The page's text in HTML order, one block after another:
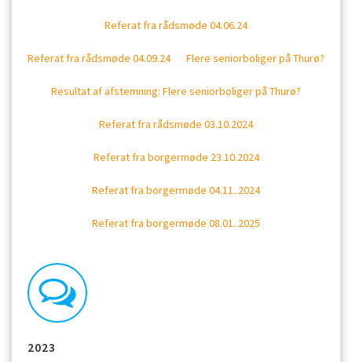
Referat fra rådsmøde 04.06.24
Referat fra rådsmøde 04.09.24 Flere seniorboliger på Thurø?
Resultat af afstemning: Flere seniorboliger på Thurø?
Referat fra rådsmøde 03.10.2024
Referat fra borgermøde 23.10.2024
Referat fra borgermøde 04.11..2024
Referat fra borgermøde 08.01..2025
2023